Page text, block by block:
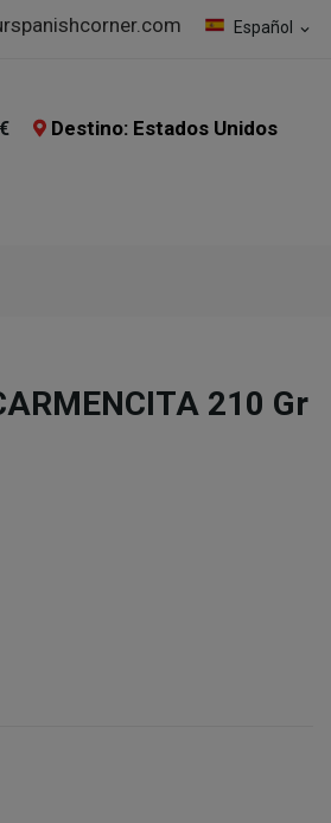
Español expand_more
Destino: Estados Unidos
210 Gr